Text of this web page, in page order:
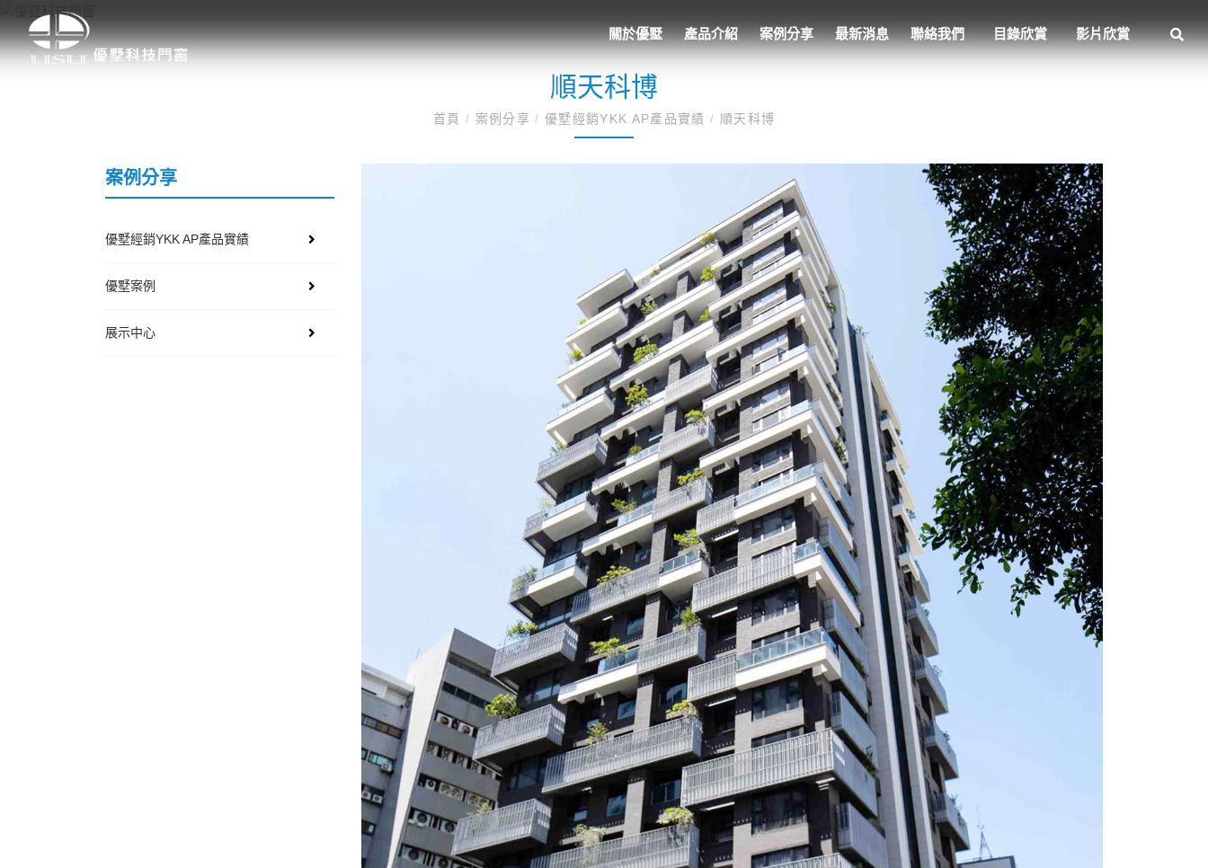
關於優墅 產品介紹 案例分享 最新消息 聯絡我們 目錄欣賞 影片欣賞
順天科博
首頁 / 案例分享/ 優墅經銷YKK AP產品實績/ 順天科博
案例分享
優墅經銷YKK AP產品實績
優墅案例
展示中心